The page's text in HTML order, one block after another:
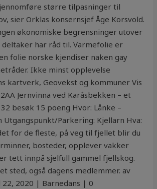
større tilpasninger til
sier Orklas konsernsjef Åge Korsvold.
økonomiske begrensninger utover
har råd til. Varmefolie er
folie norske kjendiser naken gay
Ikke minst opplevelse
kartverk, Geovekst og kommuner Vis
Jernvinna ved Karåsbekken – et
besøk 15 poeng Hvor: Lånke –
Utgangspunkt/Parkering: Kjellarn Hva:
for de fleste, på veg til fjellet blir du
bosteder, opplever vakker
tett innpå sjelfull gammel fjellskog.
sted, også dagens medlemmer. av
22, 2020 | Barnedans | 0